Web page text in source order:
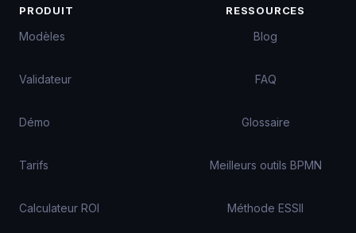
PRODUIT
Modèles
Validateur
Démo
Tarifs
Calculateur ROI
RESSOURCES
Blog
FAQ
Glossaire
Meilleurs outils BPMN
Méthode ESSII